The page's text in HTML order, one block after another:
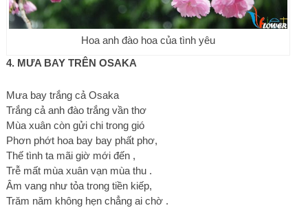
Hoa anh đào hoa của tình yêu
4. MƯA BAY TRÊN OSAKA
Mưa bay trắng cả Osaka
Trắng cả anh đào trắng vần thơ
Mùa xuân còn gửi chi trong gió
Phơn phớt hoa bay bay phất phơ,
Thế tình ta mãi giờ mới đến ,
Trễ mất mùa xuân vạn mùa thu .
Âm vang như tỏa trong tiền kiếp,
Trăm năm không hẹn chẳng ai chờ .